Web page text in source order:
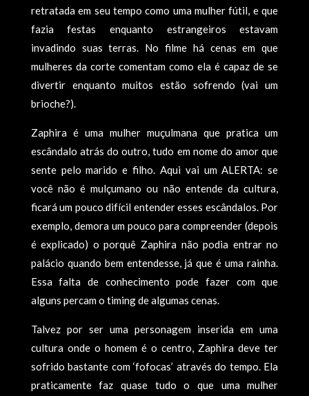
retratada em seu tempo como uma mulher fútil, e que
fazia festas enquanto estrangeiros estavam
invadindo suas terras. No filme há cenas em que
mulheres da corte comentam como ela é capaz de se
divertir enquanto muitos estão sofrendo (vai um
brioche?).
Zaphira é uma mulher muçulmana que pratica um
escândalo atrás do outro, tudo em nome do amor que
sente pelo marido e filho. Aqui vai um ALERTA: se
você não é mulçumano ou não entende da cultura,
ficará um pouco difícil entender esses escândalos. Por
exemplo, demora um pouco para compreender (depois
é explicado) o porquê Zaphira não podia entrar no
palácio quando bem entendesse, já que é uma rainha.
Essa falta de conhecimento pode fazer com que
alguns percam o timing de algumas cenas.
Talvez por ser uma personagem inserida em uma
cultura onde o homem é o centro, Zaphira deve ter
sofrido bastante com ‘fofocas’ através do tempo. Ela
praticamente faz quase tudo o que uma mulher